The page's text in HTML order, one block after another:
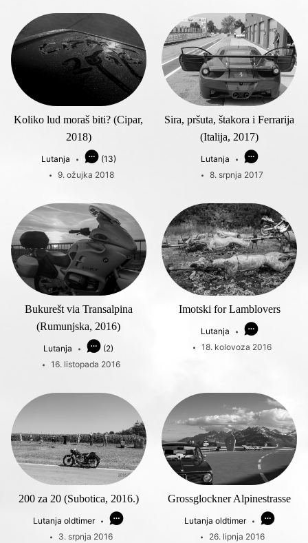
Koliko lud moraš biti? (Cipar,
2018)
Lutanja
(13)
9. ožujka 2018
Sira, pršuta, štakora i Ferrarija
(Italija, 2017)
Lutanja
8. srpnja 2017
Bukurešt via Transalpina
(Rumunjska, 2016)
Lutanja
(2)
16. listopada 2016
Imotski for Lamblovers
Lutanja
18. kolovoza 2016
200 za 20 (Subotica, 2016.)
Lutanja oldtimer
3. srpnja 2016
Grossglockner Alpinestrasse
Lutanja oldtimer
26. lipnja 2016